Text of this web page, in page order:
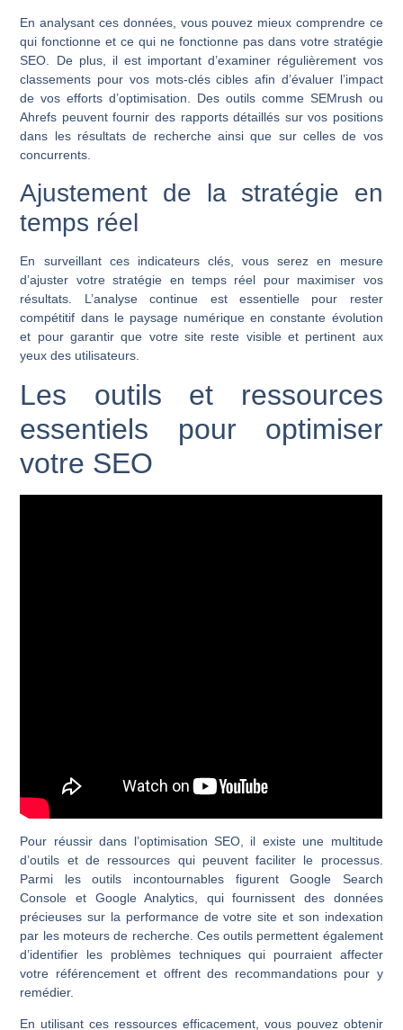
En analysant ces données, vous pouvez mieux comprendre ce
qui fonctionne et ce qui ne fonctionne pas dans votre stratégie
SEO. De plus, il est important d’examiner régulièrement vos
classements pour vos mots-clés cibles afin d’évaluer l’impact
de vos efforts d’optimisation. Des outils comme SEMrush ou
Ahrefs peuvent fournir des rapports détaillés sur vos positions
dans les résultats de recherche ainsi que sur celles de vos
concurrents.
Ajustement de la stratégie en
temps réel
En surveillant ces indicateurs clés, vous serez en mesure
d’ajuster votre stratégie en temps réel pour maximiser vos
résultats. L’analyse continue est essentielle pour rester
compétitif dans le paysage numérique en constante évolution
et pour garantir que votre site reste visible et pertinent aux
yeux des utilisateurs.
Les outils et ressources
essentiels pour optimiser
votre SEO
Pour réussir dans l’optimisation SEO, il existe une multitude
d’outils et de ressources qui peuvent faciliter le processus.
Parmi les outils incontournables figurent Google Search
Console et Google Analytics, qui fournissent des données
précieuses sur la performance de votre site et son indexation
par les moteurs de recherche. Ces outils permettent également
d’identifier les problèmes techniques qui pourraient affecter
votre référencement et offrent des recommandations pour y
remédier.
En utilisant ces ressources efficacement, vous pouvez obtenir